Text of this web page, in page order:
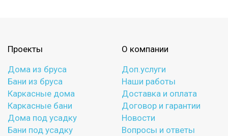
Проекты
Дома из бруса
Бани из бруса
Каркасные дома
Каркасные бани
Дома под усадку
Бани под усадку
О компании
Доп.услуги
Наши работы
Доставка и оплата
Договор и гарантии
Новости
Вопросы и ответы